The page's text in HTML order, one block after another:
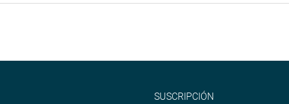
SUSCRIPCIÓN